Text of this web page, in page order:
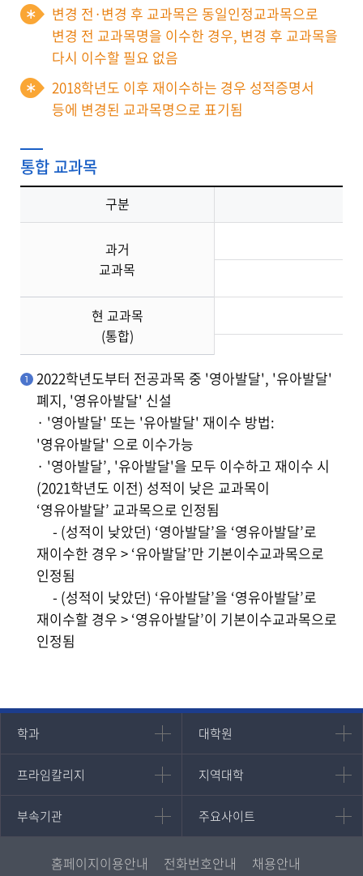
변경 전·변경 후 교과목은 동일인정교과목으로
변경 전 교과목명을 이수한 경우, 변경 후 교과목을
다시 이수할 필요 없음
2018학년도 이후 재이수하는 경우 성적증명서
등에 변경된 교과목명으로 표기됨
통합 교과목
구분
과거
교과목
현 교과목
(통합)
2022학년도부터 전공과목 중 '영아발달', '유아발달'
폐지, '영유아발달' 신설
· '영아발달' 또는 '유아발달' 재이수 방법:
'영유아발달' 으로 이수가능
· '영아발달’, '유아발달'을 모두 이수하고 재이수 시
(2021학년도 이전) 성적이 낮은 교과목이
‘영유아발달’ 교과목으로 인정됨
- (성적이 낮았던) ‘영아발달’을 ‘영유아발달’로
재이수한 경우 > ‘유아발달’만 기본이수교과목으로
인정됨
- (성적이 낮았던) ‘유아발달’을 ‘영유아발달’로
재이수할 경우 > ‘영유아발달’이 기본이수교과목으로
인정됨
학과
인문과학대학
국어국문학과
영어영문학과
일본학과
대학원
대학원
대학원
경영대학원
프라임칼리지
프라임칼리지
학사학위과정
평생교육과정
지역대학
지역대학
지역대학 포털
서울지역대학
대구경북지역대학
부속기관
부속기관
중앙도서관
원격교육혁신연구원
주요사이트
주요사이트
멘토링
진로심리상담
홈페이지이용안내 전화번호안내 채용안내